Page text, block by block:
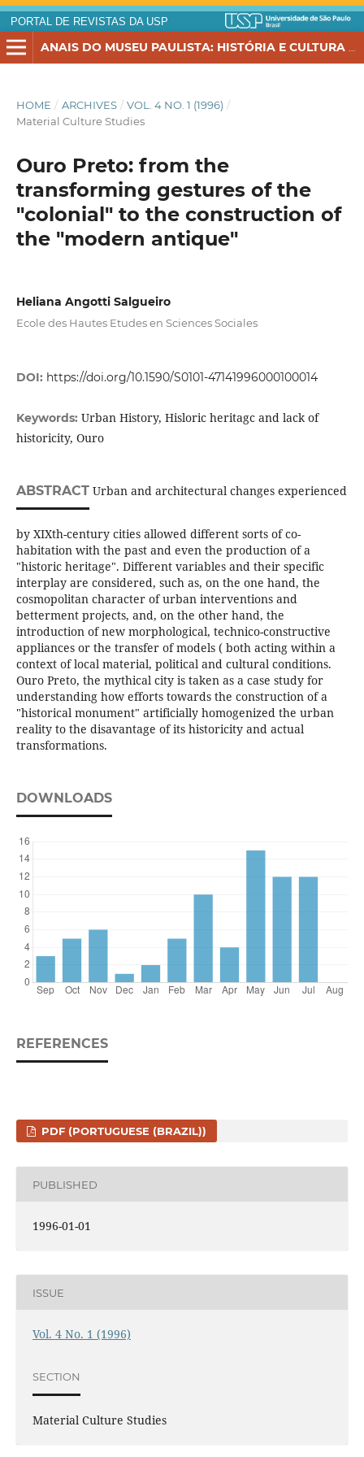
PORTAL DE REVISTAS DA USP
HOME / ARCHIVES / VOL. 4 NO. 1 (1996) /
Material Culture Studies
Ouro Preto: from the
transforming gestures of the
"colonial" to the construction of
the "modern antique"
Heliana Angotti Salgueiro
Ecole des Hautes Etudes en Sciences Sociales
DOI: https://doi.org/10.1590/S0101-47141996000100014
Keywords: Urban History, Hisloric heritagc and lack of
historicity, Ouro
ABSTRACTUrban and architectural changes experienced
by XIXth-century cities allowed different sorts of co­
habitation with the past and even the production of a
"historic heritage". Different variables and their specific
interplay are considered, such as, on the one hand, the
cosmopolitan character of urban interventions and
betterment projects, and, on the other hand, the
introduction of new morphological, technico-constructive
appliances or the transfer of models ( both acting within a
context of local material, political and cultural conditions.
Ouro Preto, the mythical city is taken as a case study for
understanding how efforts towards the construction of a
"historical monument" artificially homogenized the urban
reality to the disavantage of its historicity and actual
transformations.
DOWNLOADS
REFERENCES
PDF (PORTUGUESE (BRAZIL))
PUBLISHED
1996-01-01
ISSUE
Vol. 4 No. 1 (1996)
SECTION
Material Culture Studies